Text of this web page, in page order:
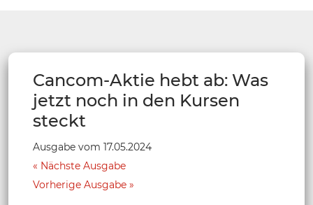
Cancom-Aktie hebt ab: Was
jetzt noch in den Kursen
steckt
Ausgabe vom 17.05.2024
Nächste Ausgabe
Vorherige Ausgabe